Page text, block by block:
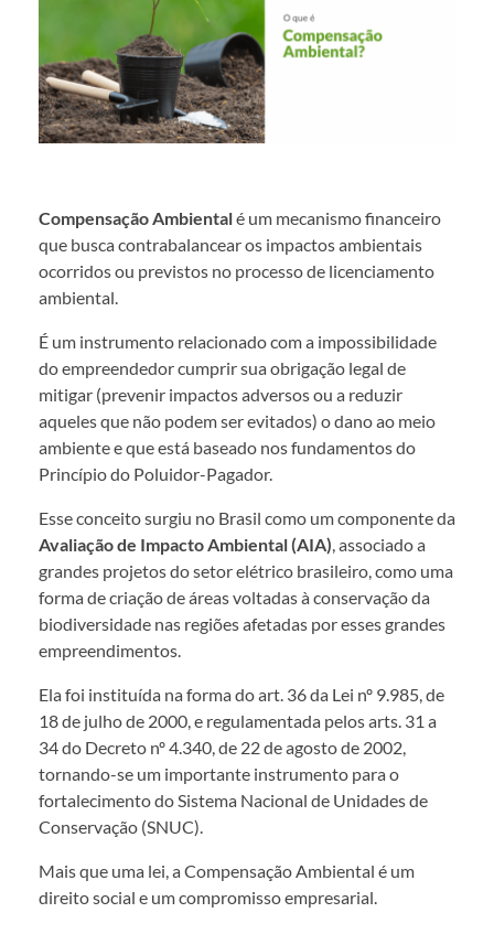
Compensação Ambientalé um mecanismo financeiro
que busca contrabalancear os impactos ambientais
ocorridos ou previstos no processo de licenciamento
ambiental.
É um instrumento relacionado com a impossibilidade
do empreendedor cumprir sua obrigação legal de
mitigar (prevenir impactos adversos ou a reduzir
aqueles que não podem ser evitados) o dano ao meio
ambiente e que está baseado nos fundamentos do
Princípio do Poluidor-Pagador.
Esse conceito surgiu no Brasil como um componente da
Avaliação de Impacto Ambiental (AIA), associado a
grandes projetos do setor elétrico brasileiro, como uma
forma de criação de áreas voltadas à conservação da
biodiversidade nas regiões afetadas por esses grandes
empreendimentos.
Ela foi instituída na forma do art. 36 da Lei nº 9.985, de
18 de julho de 2000, e regulamentada pelos arts. 31 a
34 do Decreto nº 4.340, de 22 de agosto de 2002,
tornando-se um importante instrumento para o
fortalecimento do Sistema Nacional de Unidades de
Conservação (SNUC).
Mais que uma lei, a Compensação Ambiental é um
direito social e um compromisso empresarial.